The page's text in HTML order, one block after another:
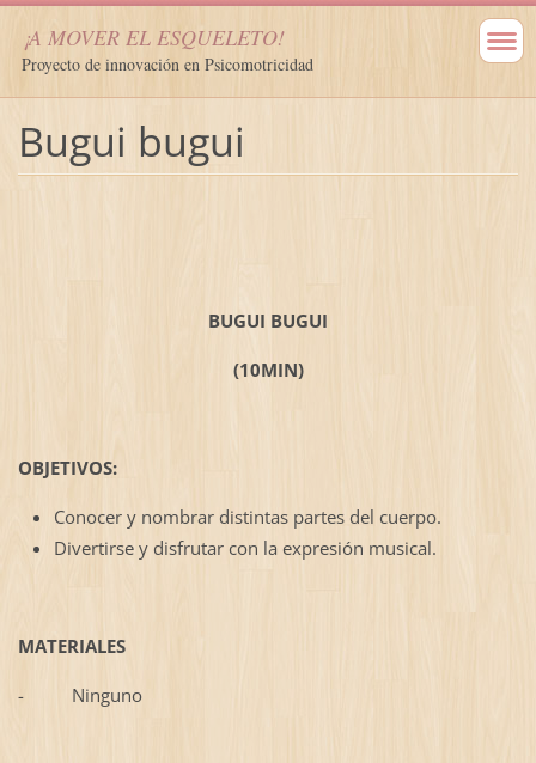
¡A MOVER EL ESQUELETO!
Proyecto de innovación en Psicomotricidad
Bugui bugui
BUGUI BUGUI
(10MIN)
OBJETIVOS:
Conocer y nombrar distintas partes del cuerpo.
Divertirse y disfrutar con la expresión musical.
MATERIALES
- Ninguno